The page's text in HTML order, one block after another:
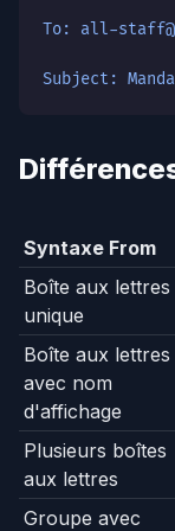
To: all-
Subject:
Syntaxe From
Boîte aux lettres
unique
Boîte aux lettres
avec nom
d'affichage
Plusieurs boîtes
aux lettres
Groupe avec